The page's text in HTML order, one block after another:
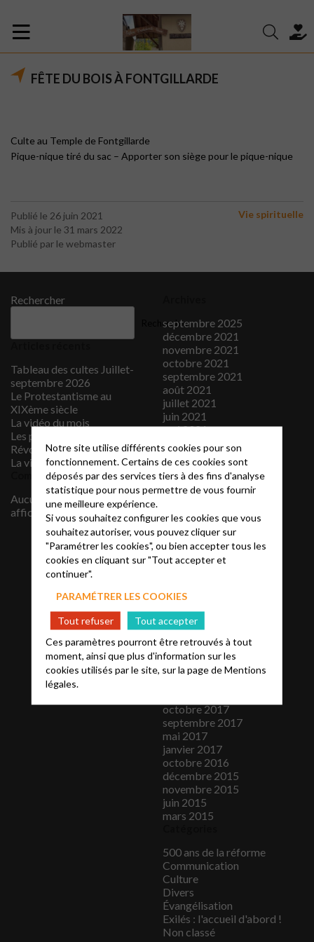
FÊTE DU BOIS À FONTGILLARDE
Culte au Temple de Fontgillarde
Pique-nique tiré du sac – Apporter son siège pour le pique-nique
Publié le 26 juin 2021
Mis à jour le 31 mars 2022
Publié par le webmaster
Vie spirituelle
Rechercher
Rechercher
Tableau des cultes Juillet-
septembre 2026
Le Protestantisme au
XIXème siècle
La vidéo du mois
Les protestants sous la
Révolution française
La vidéo du mois
Commentaires récents
Aucun commentaire à
afficher.
septembre 2025
décembre 2021
novembre 2021
octobre 2021
septembre 2021
août 2021
juillet 2021
juin 2021
mai 2021
avril 2021
mars 2021
février 2021
janvier 2021
décembre 2020
septembre 2020
juillet 2020
juin 2020
janvier 2020
mai 2019
avril 2019
mars 2019
novembre 2018
octobre 2018
septembre 2018
octobre 2017
septembre 2017
mai 2017
janvier 2017
octobre 2016
décembre 2015
novembre 2015
juin 2015
mars 2015
500 ans de la réforme
Communication
Culture
Divers
Évangélisation
Exilés : l'accueil d'abord !
Non classé
Notre site utilise différents cookies pour son
fonctionnement. Certains de ces cookies sont
déposés par des services tiers à des fins d'analyse
statistique pour nous permettre de vous fournir
une meilleure expérience.
Si vous souhaitez configurer les cookies que vous
souhaitez autoriser, vous pouvez cliquer sur
"Paramétrer les cookies", ou bien accepter tous les
cookies en cliquant sur "Tout accepter et
continuer".
PARAMÉTRER LES COOKIES
Tout refuser
Tout accepter
Ces paramètres pourront être retrouvés à tout
moment, ainsi que plus d'information sur les
cookies utilisés par le site, sur la page deMentions
légales.